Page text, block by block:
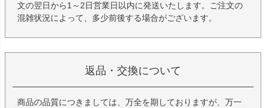
文の翌日から1～2日営業日以内に発送いたします。ご注文の
混雑状況によって、多少前後する場合がございます。
返品・交換について
商品の品質につきましては、万全を期しておりますが、万一